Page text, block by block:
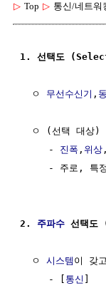
▷ Top ▷ 통신/네트워
1. 선택도
  ㅇ
무선수신기 ,
  ㅇ (선택 대상)
     -
진폭 , 위상 ,
- 주로, 특
2. 주파수 선택도
  ㅇ
시스템 이 갖
     - [
통신 ]